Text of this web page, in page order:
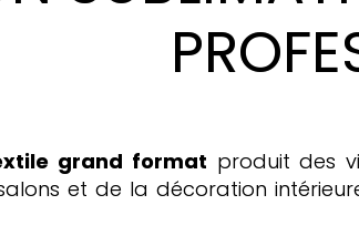
grand format produit des
et de la décoration